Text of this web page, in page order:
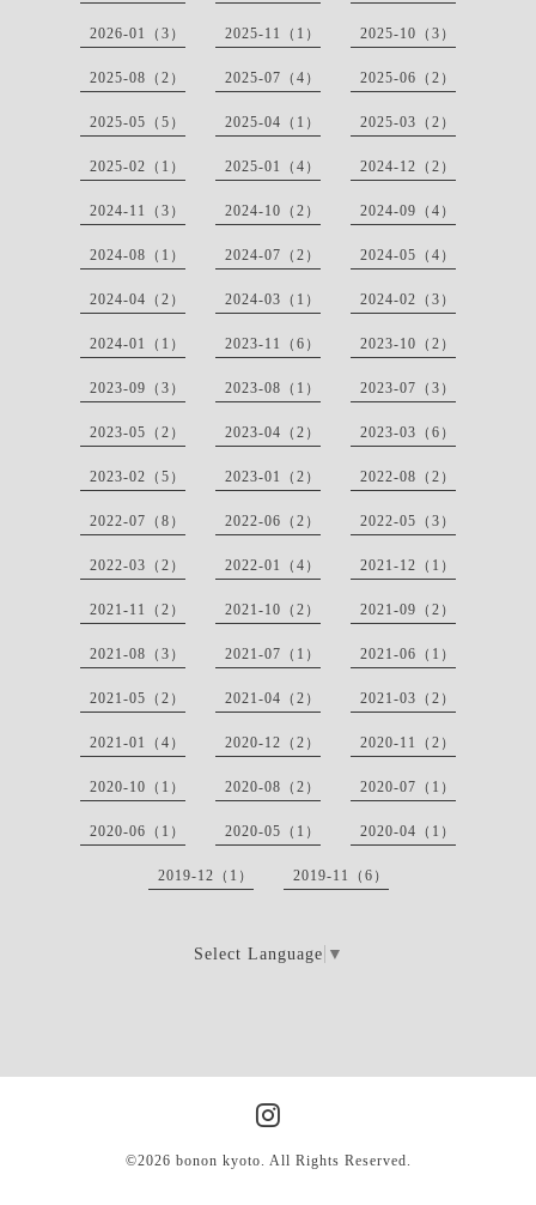
2026-01（3） 2025-11（1） 2025-10（3）
2025-08（2） 2025-07（4） 2025-06（2）
2025-05（5） 2025-04（1） 2025-03（2）
2025-02（1） 2025-01（4） 2024-12（2）
2024-11（3） 2024-10（2） 2024-09（4）
2024-08（1） 2024-07（2） 2024-05（4）
2024-04（2） 2024-03（1） 2024-02（3）
2024-01（1） 2023-11（6） 2023-10（2）
2023-09（3） 2023-08（1） 2023-07（3）
2023-05（2） 2023-04（2） 2023-03（6）
2023-02（5） 2023-01（2） 2022-08（2）
2022-07（8） 2022-06（2） 2022-05（3）
2022-03（2） 2022-01（4） 2021-12（1）
2021-11（2） 2021-10（2） 2021-09（2）
2021-08（3） 2021-07（1） 2021-06（1）
2021-05（2） 2021-04（2） 2021-03（2）
2021-01（4） 2020-12（2） 2020-11（2）
2020-10（1） 2020-08（2） 2020-07（1）
2020-06（1） 2020-05（1） 2020-04（1）
2019-12（1） 2019-11（6）
Select Language ▼
©2026 bonon kyoto. All Rights Reserved.